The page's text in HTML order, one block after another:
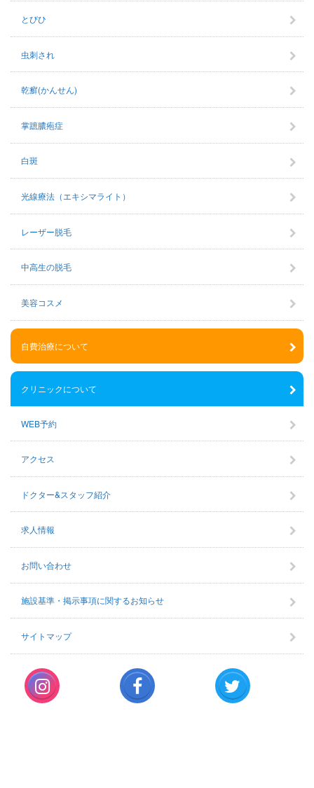
とびひ
虫刺され
乾癬(かんせん)
掌蹠膿疱症
白斑
光線療法（エキシマライト）
レーザー脱毛
中高生の脱毛
美容コスメ
自費治療について
クリニックについて
WEB予約
アクセス
ドクター&スタッフ紹介
求人情報
お問い合わせ
施設基準・掲示事項に関するお知らせ
サイトマップ